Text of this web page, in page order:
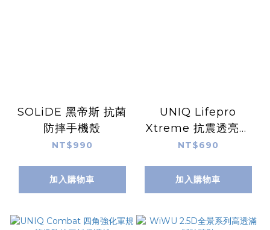
SOLiDE 黑帝斯 抗菌
防摔手機殼
NT$990
加入購物車
UNIQ Lifepro
Xtreme 抗震透亮手
機保護殼
NT$690
加入購物車